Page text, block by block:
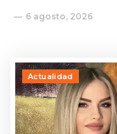
6 agosto, 2026
Actualidad